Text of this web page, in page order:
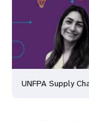
UNFPA Supply